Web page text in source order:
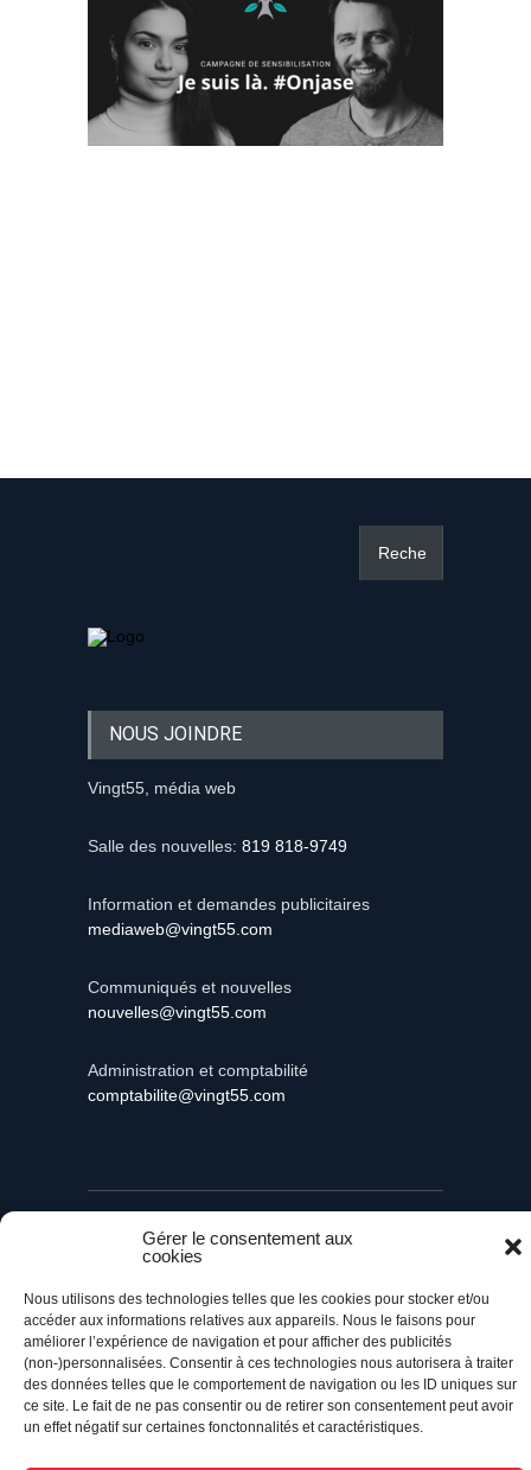
Gérer le consentement aux
cookies
Nous utilisons des technologies telles que les cookies pour stocker et/ou
accéder aux informations relatives aux appareils. Nous le faisons pour
améliorer l’expérience de navigation et pour afficher des publicités
(non-)personnalisées. Consentir à ces technologies nous autorisera à traiter
des données telles que le comportement de navigation ou les ID uniques sur
ce site. Le fait de ne pas consentir ou de retirer son consentement peut avoir
un effet négatif sur certaines fonctonnalités et caractéristiques.
NOUS JOINDRE
Vingt55, média web
Salle des nouvelles: 819 818-9749
Information et demandes publicitaires
mediaweb@vingt55.com
Communiqués et nouvelles
nouvelles@vingt55.com
Administration et comptabilité
comptabilite@vingt55.com
Vingt55©Propulsé par Versom VR- Tous droits
Retour à l’accueil